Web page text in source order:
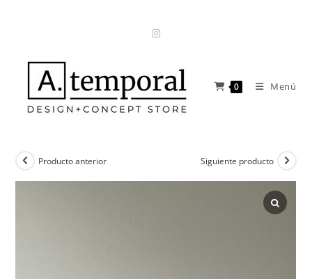
0 Menú
Producto anterior Siguiente producto